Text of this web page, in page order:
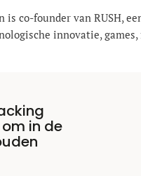
is co-founder van RUSH,
innovatie,
in de